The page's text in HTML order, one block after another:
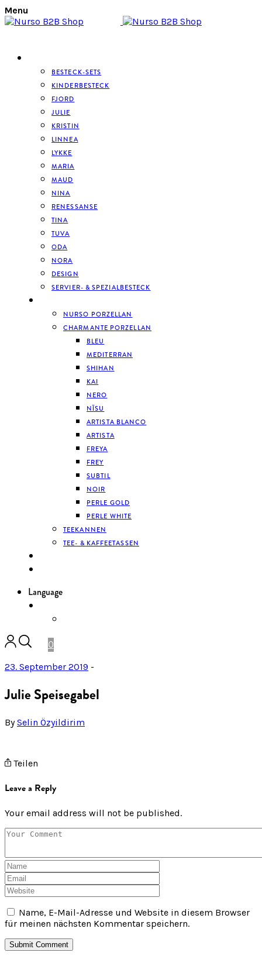
Menu
BESTECK-SETS
KINDERBESTECK
FJORD
JULIE
KRISTIN
LINNEA
LYKKE
MARIA
MAUD
NINA
RENESSANSE
TINA
TUVA
ODA
NORA
DESIGN
SERVIER- & SPEZIALBESTECK
NURSO PORZELLAN
CHARMANTE PORZELLAN
BLEU
MEDITERRAN
SHIHAN
KAI
NERO
NĪSU
ARTISTA BLANCO
ARTISTA
FREYA
FREY
SUBTIL
NOIR
PERLE GOLD
PERLE WHITE
TEEKANNEN
TEE- & KAFFEETASSEN
Language
0
23. September 2019 -
Julie Speisegabel
BySelin Özyildirim
Teilen
Leave a Reply
Your email address will not be published.
Name, E-Mail-Adresse und Website in diesem Browser
für meinen nächsten Kommentar speichern.